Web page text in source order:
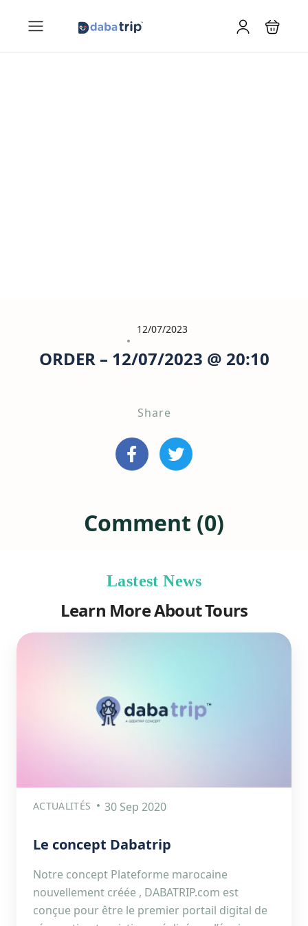
12/07/2023
ORDER – 12/07/2023 @ 20:10
Share
Comment (0)
Lastest News
Learn More About Tours
ACTUALITÉS 30 Sep 2020
Le concept Dabatrip
Notre concept Plateforme marocaine
nouvellement créée , DABATRIP.com est
conçue pour être le premier portail digital de